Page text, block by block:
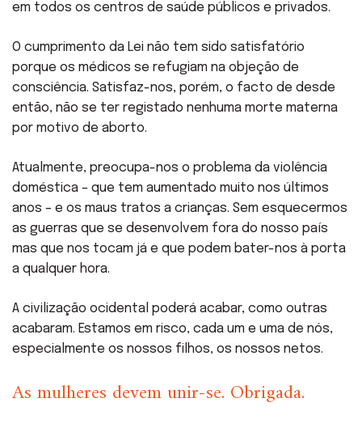
em todos os centros de saúde públicos e privados.
O cumprimento da Lei não tem sido satisfatório
porque os médicos se refugiam na objeção de
consciência. Satisfaz-nos, porém, o facto de desde
então, não se ter registado nenhuma morte materna
por motivo de aborto.
Atualmente, preocupa-nos o problema da violência
doméstica – que tem aumentado muito nos últimos
anos – e os maus tratos a crianças. Sem esquecermos
as guerras que se desenvolvem fora do nosso país
mas que nos tocam já e que podem bater-nos à porta
a qualquer hora.
A civilização ocidental poderá acabar, como outras
acabaram. Estamos em risco, cada um e uma de nós,
especialmente os nossos filhos, os nossos netos.
As mulheres devem unir-se. Obrigada.